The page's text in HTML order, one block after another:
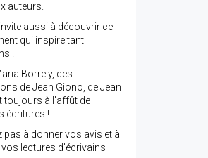
auteurs.
aussi à découvrir ce
qui inspire tant
!
Borrely, des
de Jean Giono, de Jean
toujours à l'affût de
écritures !
pas à donner vos avis et à
lectures d'écrivains